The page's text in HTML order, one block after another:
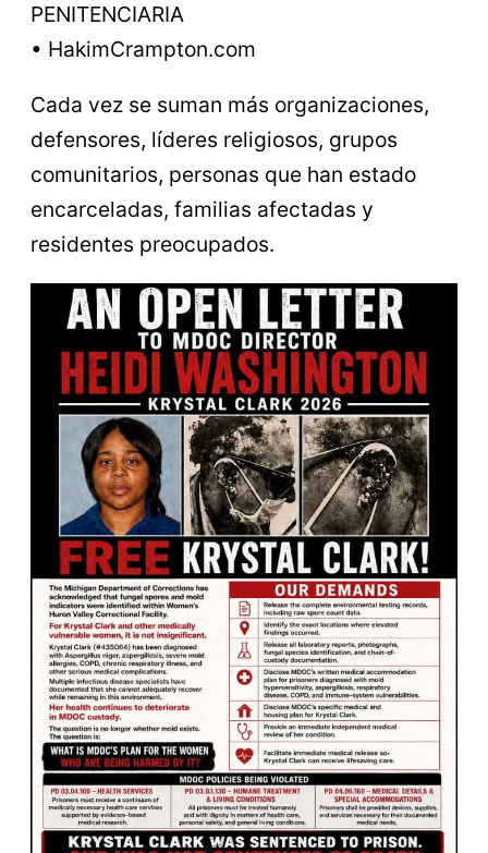
PENITENCIARIA
• HakimCrampton.com
Cada vez se suman más organizaciones,
defensores, líderes religiosos, grupos
comunitarios, personas que han estado
encarceladas, familias afectadas y
residentes preocupados.